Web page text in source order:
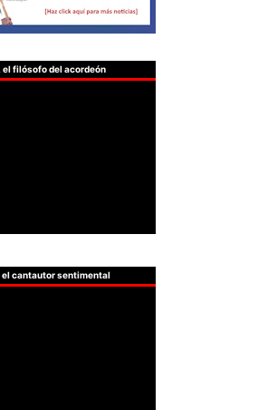
filósofo del acordeón
el cantautor sentimental